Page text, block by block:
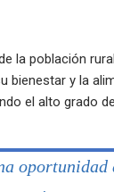
la población
bienestar y la
el alto grado